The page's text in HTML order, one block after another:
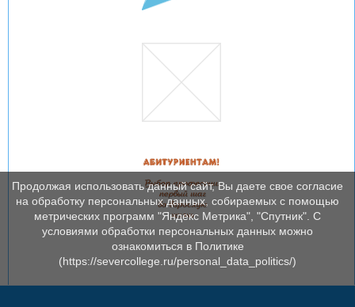
Продолжая использовать данный сайт, Вы даете свое согласие
на обработку персональных данных, собираемых с помощью
метрических программ "Яндекс Метрика", "Спутник". С
условиями обработки персональных данных можно
ознакомиться в Политике
(https://severcollege.ru/personal_data_politics/)